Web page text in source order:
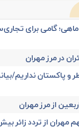
گامی برای
در مرز مهران
و پاکستان نداریم/